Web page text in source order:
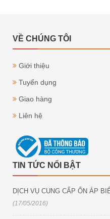
VỀ CHÚNG TÔI
Giới thiệu
Tuyển dụng
Giao hàng
Liên hệ
TIN TỨC NỔI BẬT
DỊCH VỤ CUNG CẤP ỔN ÁP
(17/05/2016)